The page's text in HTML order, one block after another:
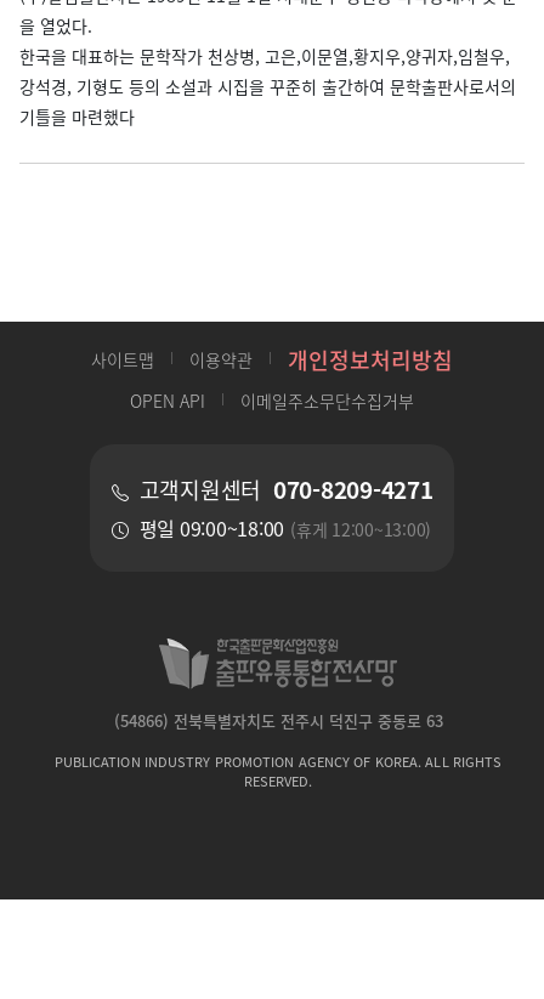
을 열었다.
한국을 대표하는 문학작가 천상병, 고은,이문열,황지우,양귀자,임철우,
강석경, 기형도 등의 소설과 시집을 꾸준히 출간하여 문학출판사로서의
기틀을 마련했다
사이트맵 이용약관 개인정보처리방침
OPEN API 이메일주소무단수집거부
고객지원센터 070-8209-4271
평일 09:00~18:00 (휴게 12:00~13:00)
(54866) 전북특별자치도 전주시 덕진구 중동로 63
PUBLICATION INDUSTRY PROMOTION AGENCY OF KOREA. ALL RIGHTS
RESERVED.